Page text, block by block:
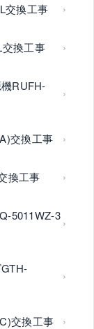
交換工事
換工事
RUFH-
交換工事
換工事
5011WZ-3
交換工事